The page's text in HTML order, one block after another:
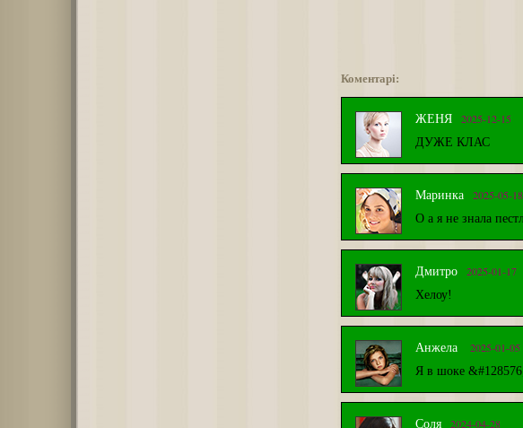
Коментарі:
ЖЕНЯ 2025-12-15
ДУЖЕ КЛАС
Маринка 2025-05-18
О а я не знала
Дмитро 2025-01-17
Хелоу!
Анжела 2025-01-05
Я в шоке
Соля 2024-04-28